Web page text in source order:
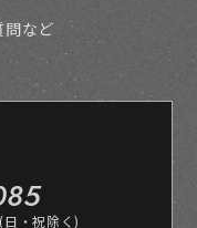
など
・祝除く)